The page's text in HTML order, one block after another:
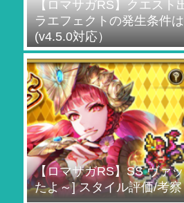
【ロマサガRS】クエスト
ラエフェクトの発生条件
(v4.5.0対応）
【ロマサガRS】SS ヴァ
たよ～] スタイル評価/考察